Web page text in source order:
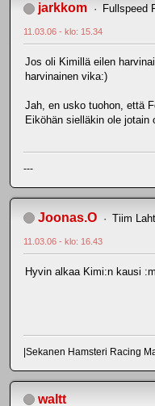
jarkkom Fullspeed
11.03.06 - klo: 15.34
Jos oli Kimillä eilen
harvinainen vika:)
Jah, en usko tuohon, että
Eiköhän sielläkin ole jotain
---
Joonas.O Tiim
11.03.06 - klo: 16.43
Hyvin alkaa Kimi:n kausi
|Sekanen Hamsteri Racing
waltt